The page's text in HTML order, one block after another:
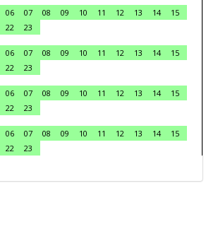
06 07 08 09 10 11 12 13 14
15
22
23
06 07 08 09 10 11 12 13 14
15
22
23
06 07 08 09 10 11 12 13 14
15
22
23
06 07 08 09 10 11 12 13 14
15
22
23